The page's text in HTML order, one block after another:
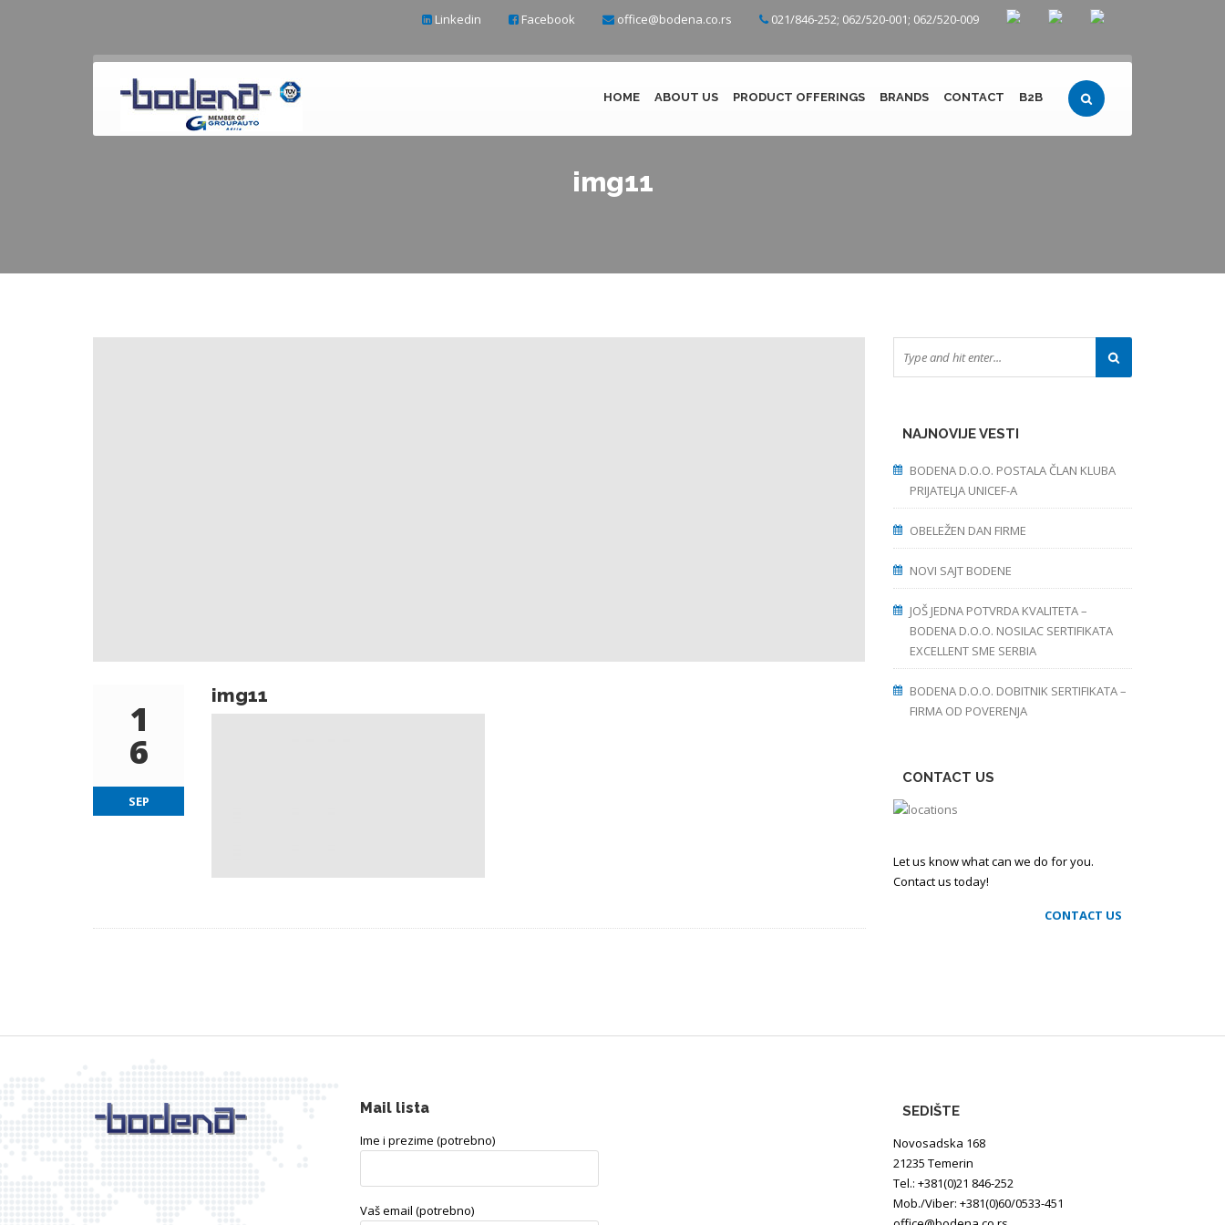
021/846-252; 062/520-001; 062/520-009
office@bodena.co.rs
Facebook
Linkedin
HOME ABOUT US PRODUCT OFFERINGS BRANDS CONTACT B2B
img11
1
6
SEP
img11
NAJNOVIJE VESTI
BODENA D.O.O. POSTALA ČLAN KLUBA
PRIJATELJA UNICEF-A
OBELEŽEN DAN FIRME
NOVI SAJT BODENE
JOŠ JEDNA POTVRDA KVALITETA –
BODENA D.O.O. NOSILAC SERTIFIKATA
EXCELLENT SME SERBIA
BODENA D.O.O. DOBITNIK SERTIFIKATA –
FIRMA OD POVERENJA
CONTACT US
Let us know what can we do for you.
Contact us today!
CONTACT US
Mail lista
Ime i prezime (potrebno)
Vaš email (potrebno)
SEDIŠTE
Novosadska 168
21235 Temerin
Tel.: +381(0)21 846-252
Mob./Viber: +381(0)60/0533-451